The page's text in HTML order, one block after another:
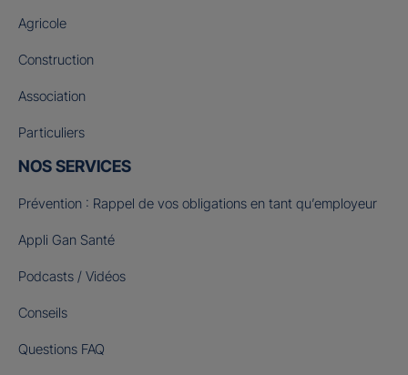
Agricole
Construction
Association
Particuliers
NOS SERVICES
Prévention : Rappel de vos obligations en tant qu’employeur
Appli Gan Santé
Podcasts / Vidéos
Conseils
Questions FAQ